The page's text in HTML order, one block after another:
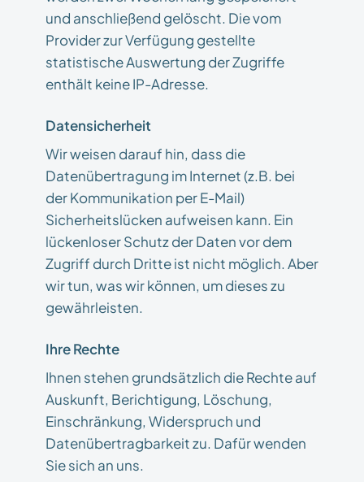
und anschließend gelöscht. Die vom
Provider zur Verfügung gestellte
statistische Auswertung der Zugriffe
enthält keine IP-Adresse.
Datensicherheit
Wir weisen darauf hin, dass die
Datenübertragung im Internet (z.B. bei
der Kommunikation per E-Mail)
Sicherheitslücken aufweisen kann. Ein
lückenloser Schutz der Daten vor dem
Zugriff durch Dritte ist nicht möglich. Aber
wir tun, was wir können, um dieses zu
gewährleisten.
Ihre Rechte
Ihnen stehen grundsätzlich die Rechte auf
Auskunft, Berichtigung, Löschung,
Einschränkung, Widerspruch und
Datenübertragbarkeit zu. Dafür wenden
Sie sich an uns.